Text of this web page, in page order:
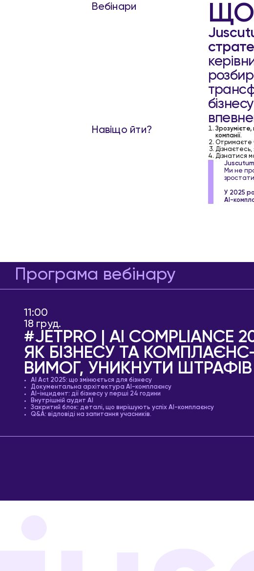
Вебінари ЩО
Навіщо йти?
компанії.
Отримаєте
Дізнатися
Juscutum
Ми не
зростати
У 2025
AI-
Програма вебінару
11:00
18 груд.
#JETPRO | AI COMPLIANCE
ЯК БІЗНЕСУ ТА
ВИМОГ, УНИКНУТИ
AI Act 2025: що змінюється для бізнесу
Документальна архітектура AI-комплаєнсу
AI-інцидент: дії бізнесу у перші 24 години
Внутрішній аудит AI
Закритий блок: деталі, що вирішують успіх AI-комплаєнсу
Q&A: відповіді на запитання учасників.